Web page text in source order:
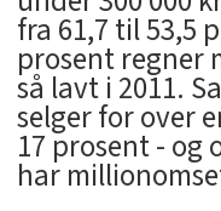
fra 61,7 til 53,5
prosent regner
så lavt i 2011.
selger for over
17 prosent - og
har